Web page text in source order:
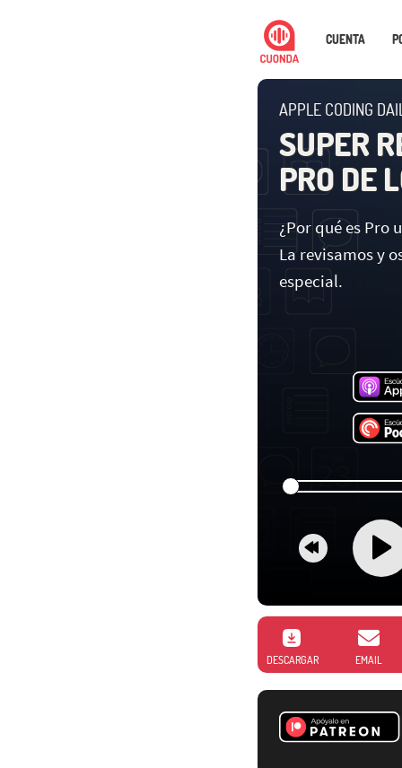
CUENTA
APPLE CODING
SUPER
PRO DE
¿Por qué es Pro
La revisamos y
especial.
DESCARGAR EMAIL